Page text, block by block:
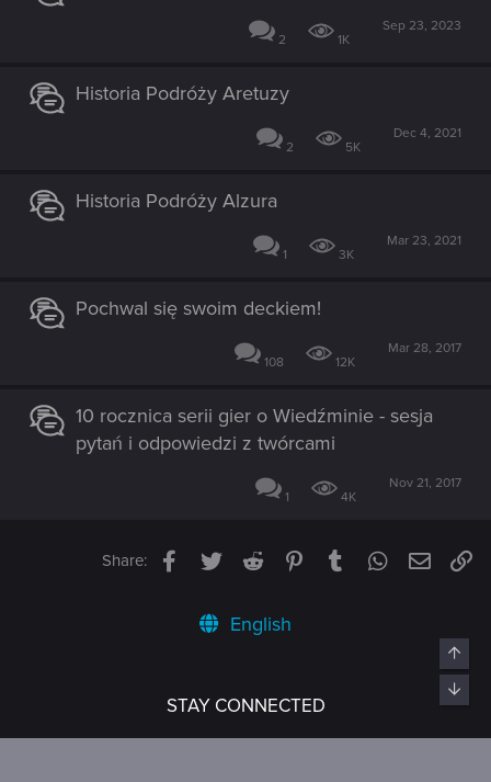
2 1K
Sep 23, 2023
Historia Podróży Aretuzy
2 5K
Dec 4, 2021
Historia Podróży Alzura
1 3K
Mar 23, 2021
Pochwal się swoim deckiem!
108 12K
Mar 28, 2017
10 rocznica serii gier o Wiedźminie - sesja
pytań i odpowiedzi z twórcami
1 4K
Nov 21, 2017
Share: Facebook
TwitterReddit PinterestTumblrWhatsApp
Email
English
STAY CONNECTED